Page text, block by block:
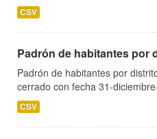
CSV
Padrón de habitantes por
Padrón de habitantes por
cerrado con fecha 31-
CSV